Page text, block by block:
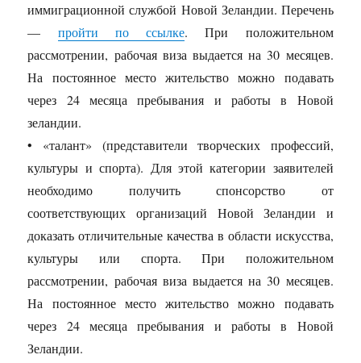
иммиграционной службой Новой Зеландии. Перечень
— пройти по ссылке. При положительном
рассмотрении, рабочая виза выдается на 30 месяцев.
На постоянное место жительство можно подавать
через 24 месяца пребывания и работы в Новой
зеландии.
• «талант» (представители творческих профессий,
культуры и спорта). Для этой категории заявителей
необходимо получить спонсорство от
соответствующих организаций Новой Зеландии и
доказать отличительные качества в области искусства,
культуры или спорта. При положительном
рассмотрении, рабочая виза выдается на 30 месяцев.
На постоянное место жительство можно подавать
через 24 месяца пребывания и работы в Новой
Зеландии.